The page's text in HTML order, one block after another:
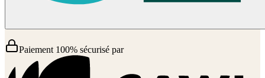
Paiement 100% sécurisé par